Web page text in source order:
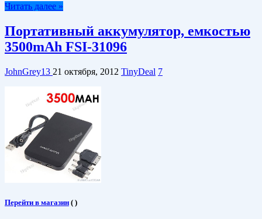
Читать далее »
Портативный аккумулятор, емкостью
3500mAh FSI-31096
JohnGrey13 21 октября, 2012 TinyDeal 7
Перейти в магазин ( )